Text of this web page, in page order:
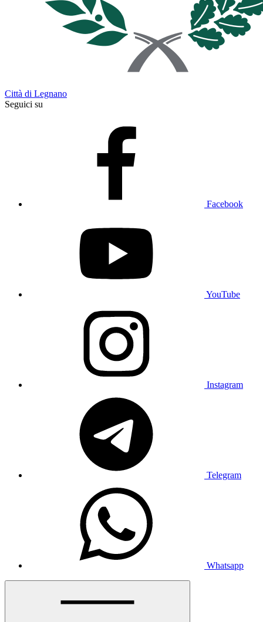
Città di Legnano
Seguici su
Facebook
YouTube
Instagram
Telegram
Whatsapp